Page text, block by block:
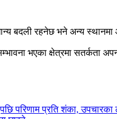
बदली रहनेछ भने अन्य
भएका क्षेत्रमा सतर्कता
प्रति शंका, उपचारका